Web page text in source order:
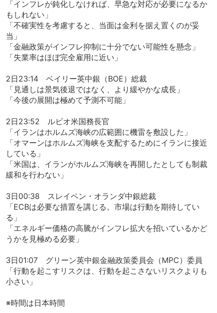
「インフレが鈍化しなければ、早急な対応が必要になるか
もしれない」
「不確実性を考慮すると、当面は金利を据え置くのが妥
当」
「金融政策がインフレ抑制に十分でない可能性を懸念」
「失業率はほぼ完全雇用に近い」
2日23:14 ベイリー英中銀（BOE）総裁
「見通しは景気後退ではなく、より緩やかな成長」
「今後の展開は極めて予測不可能」
2日23:52 ルビオ米国務長官
「イランはホルムズ海峡の広範囲に機雷を敷設した」
「オマーンはホルムズ海峡を支配するためにイランに接近
している」
「米国は、イランがホルムズ海峡を再開したとしても制裁
緩和を行わない」
3日00:38 スレイペン・オランダ中銀総裁
「ECBは必要な措置を講じる。市場は行動を期待してい
る」
「エネルギー価格の高騰がインフレ拡大を招いているかど
うかを見極める必要」
3日01:07 グリーン英中銀金融政策委員会（MPC）委員
「行動を起こすリスクは、行動を起こさないリスクよりも
小さい」
※時間は日本時間